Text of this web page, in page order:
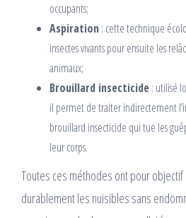
occupants;
Aspiration : cette technique
insectes vivants pour ensuite les
animaux;
Brouillard insecticide : utilisé
il permet de traiter indirectement
brouillard insecticide qui tue les
leur corps.
Toutes ces méthodes ont pour
durablement les nuisibles sans